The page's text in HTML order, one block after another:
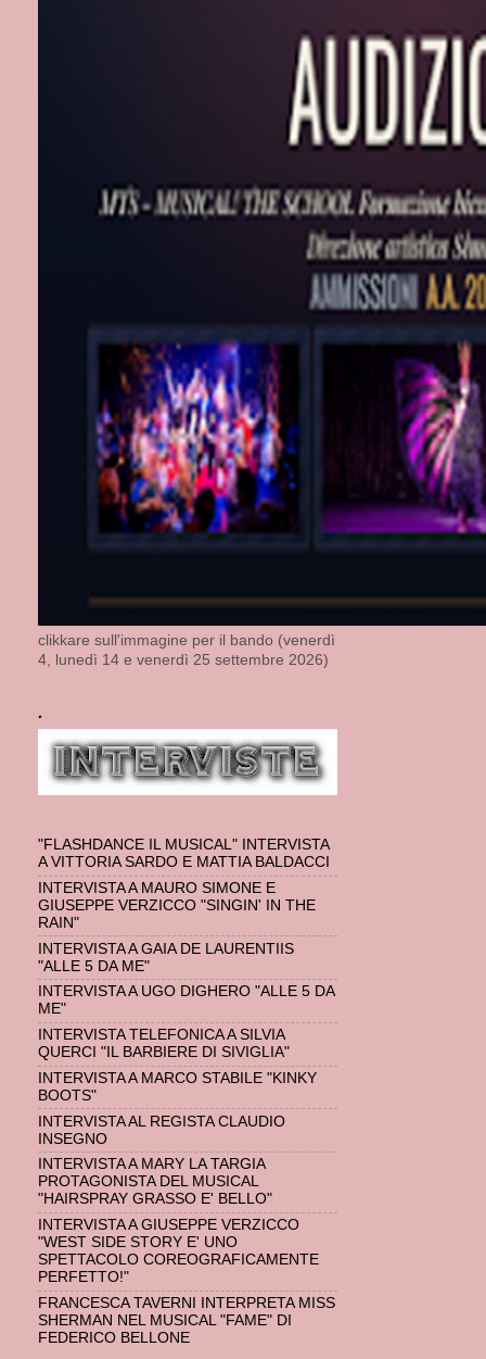
clikkare sull'immagine per il bando (venerdì
4, lunedì 14 e venerdì 25 settembre 2026)
.
"FLASHDANCE IL MUSICAL" INTERVISTA
A VITTORIA SARDO E MATTIA BALDACCI
INTERVISTA A MAURO SIMONE E
GIUSEPPE VERZICCO "SINGIN' IN THE
RAIN"
INTERVISTA A GAIA DE LAURENTIIS
"ALLE 5 DA ME"
INTERVISTA A UGO DIGHERO "ALLE 5 DA
ME"
INTERVISTA TELEFONICA A SILVIA
QUERCI "IL BARBIERE DI SIVIGLIA"
INTERVISTA A MARCO STABILE "KINKY
BOOTS"
INTERVISTA AL REGISTA CLAUDIO
INSEGNO
INTERVISTA A MARY LA TARGIA
PROTAGONISTA DEL MUSICAL
"HAIRSPRAY GRASSO E' BELLO"
INTERVISTA A GIUSEPPE VERZICCO
"WEST SIDE STORY E' UNO
SPETTACOLO COREOGRAFICAMENTE
PERFETTO!"
FRANCESCA TAVERNI INTERPRETA MISS
SHERMAN NEL MUSICAL "FAME" DI
FEDERICO BELLONE